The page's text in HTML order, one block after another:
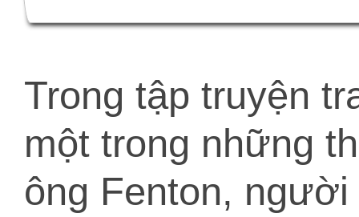
Trong tập truyện
một trong những
ông Fenton,